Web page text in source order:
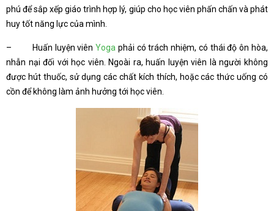
phú để sắp xếp giáo trình hợp lý, giúp cho học viên phấn chấn và phát
huy tốt năng lực của mình.
– Huấn luyện viênYoga phải có trách nhiệm, có thái độ ôn hòa,
nhẫn nại đối với học viên. Ngoài ra, huấn luyện viên là người không
được hút thuốc, sử dụng các chất kích thích, hoặc các thức uống có
cồn để không làm ảnh hưởng tới học viên.